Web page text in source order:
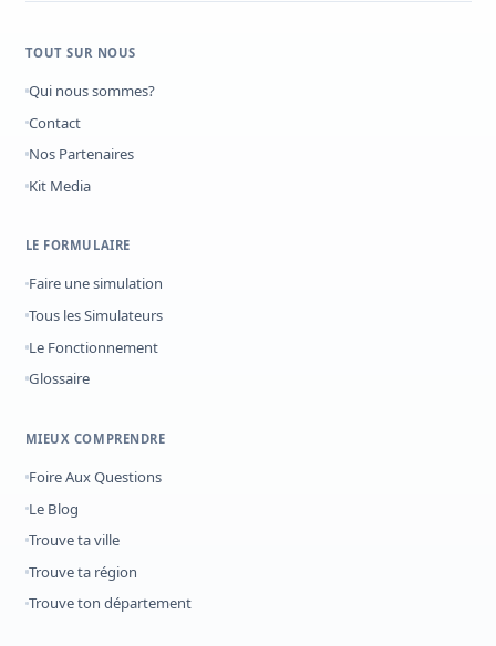
TOUT SUR NOUS
Qui nous sommes?
Contact
Nos Partenaires
Kit Media
LE FORMULAIRE
Faire une simulation
Tous les Simulateurs
Le Fonctionnement
Glossaire
MIEUX COMPRENDRE
Foire Aux Questions
Le Blog
Trouve ta ville
Trouve ta région
Trouve ton département